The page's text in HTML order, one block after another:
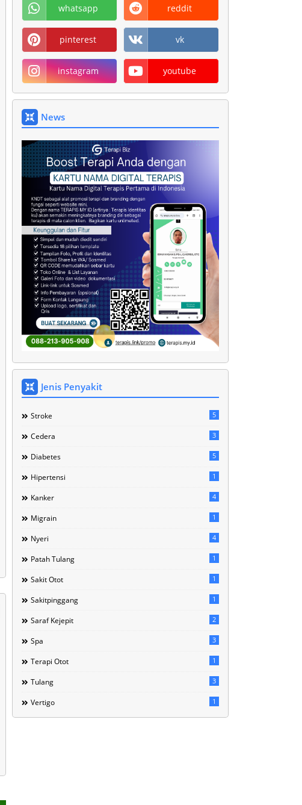
whatsapp reddit
pinterest vk
instagram youtube
News
Jenis Penyakit
Stroke 5
Cedera 3
Diabetes 5
Hipertensi 1
Kanker 4
Migrain 1
Nyeri 4
Patah Tulang 1
Sakit Otot 1
Sakitpinggang 1
Saraf Kejepit 2
Spa 3
Terapi Otot 1
Tulang 3
Vertigo 1